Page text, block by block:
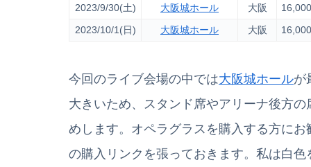
2023/9/30(土)
大阪城ホール 大阪 16,000
2023/10/1(日)
大阪城ホール 大阪 16,000
今回のライブ会場の中では大阪城ホールが
大きいため、スタンド席やアリーナ後方
めします。オペラグラスを購入する方に
の購入リンクを張っておきます。私は白色